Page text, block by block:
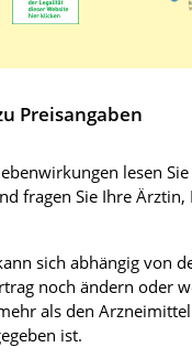
Preisangaben
lesen
fragen Sie Ihre
sich abhängig von
noch ändern oder
als den
ist.